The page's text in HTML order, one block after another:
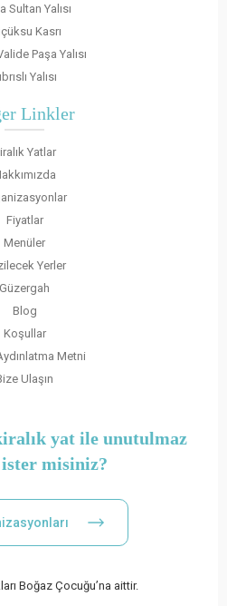
Sultan Yalısı
Kasrı
Paşa Yalısı
Yalısı
Linkler
Yatlar
Fiyatlar
Menüler
Yerler
Güzergah
Blog
Koşullar
Metni
Ulaşın
yat ile unutulmaz
misiniz?
Boğaz Çocuğu’na aittir.